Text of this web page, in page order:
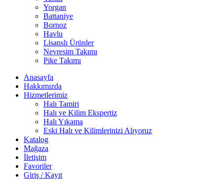
Yorgan
Battaniye
Bornoz
Havlu
Lisanslı Ürünler
Nevresim Takımı
Pike Takımı
Anasayfa
Hakkımızda
Hizmetlerimiz
Halı Tamiri
Halı ve Kilim Ekspertiz
Halı Yıkama
Eski Halı ve Kilimlerinizi Alıyoruz
Katalog
Mağaza
İletişim
Favoriler
Giriş / Kayıt